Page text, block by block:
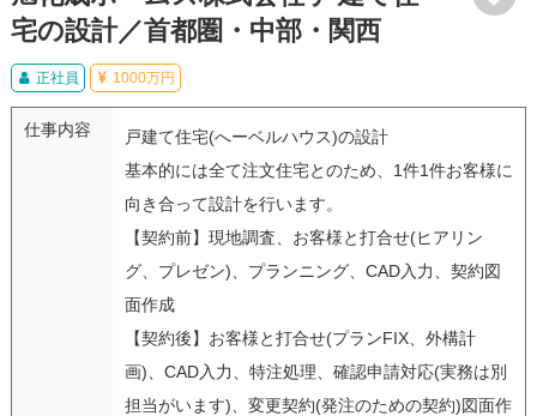
宅の設計／首都圏・中部・関西
正社員 1000万円
仕事内容
戸建て住宅(へーベルハウス)の設計
基本的には全て注文住宅とのため、1件1件お客様に
向き合って設計を行います。
【契約前】現地調査、お客様と打合せ(ヒアリン
グ、プレゼン)、プランニング、CAD入力、契約図
面作成
【契約後】お客様と打合せ(プランFIX、外構計
画)、CAD入力、特注処理、確認申請対応(実務は別
担当がいます)、変更契約(発注のための契約)図面作